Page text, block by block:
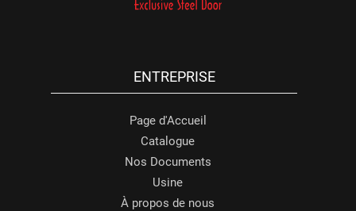
ENTREPRISE
Page d'Accueil
Catalogue
Nos Documents
Usine
À propos de nous